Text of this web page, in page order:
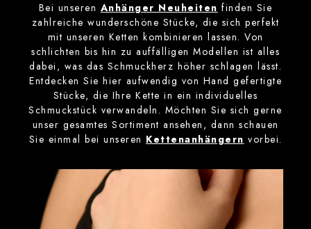
Bei unseren Anhänger Neuheiten finden Sie
zahlreiche wunderschöne Stücke, die sich perfekt
mit unseren Ketten kombinieren lassen. Von
schlichten bis hin zu auffälligen Modellen ist alles
dabei, was das Schmuckherz höher schlagen lässt.
Entdecken Sie hier aufwendig von Hand gefertigte
Stücke, die Ihre Kette in ein individuelles
Schmuckstück verwandeln. Möchten Sie sich gerne
unser gesamtes Sortiment ansehen, dann schauen
Sie einmal bei unseren Kettenanhängern vorbei.